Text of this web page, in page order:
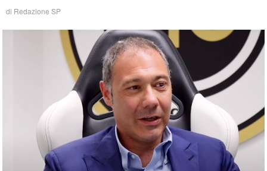
di Redazione SP